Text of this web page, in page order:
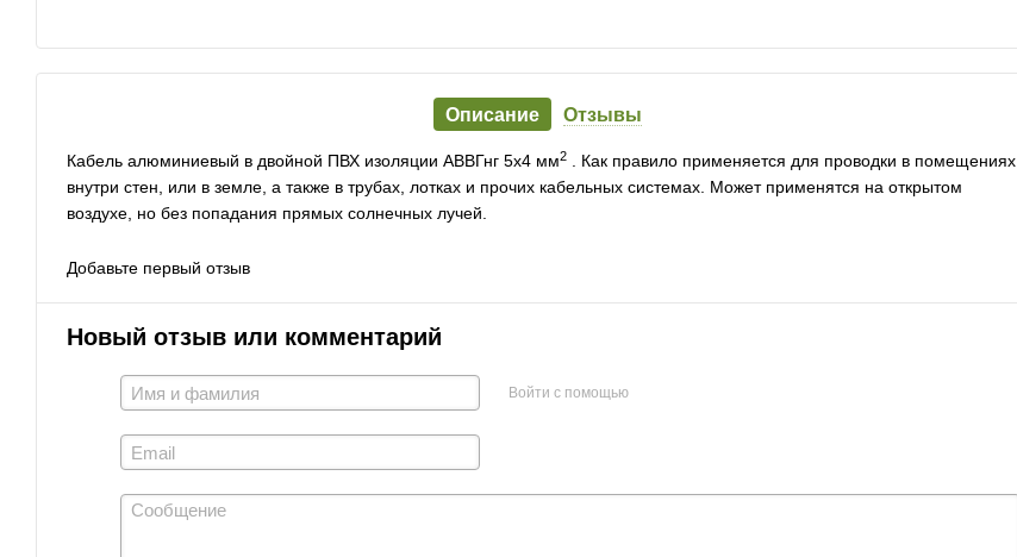
Описание Отзывы
Кабель алюминиевый в двойной ПВХ изоляции АВВГнг 5х4 мм2
. Как правило применяется для проводки в помещениях
внутри стен, или в земле, а также в трубах, лотках и прочих кабельных системах. Может применятся на открытом
воздухе, но без попадания прямых солнечных лучей.
Добавьте первый отзыв
Новый отзыв или комментарий
Войти с помощью